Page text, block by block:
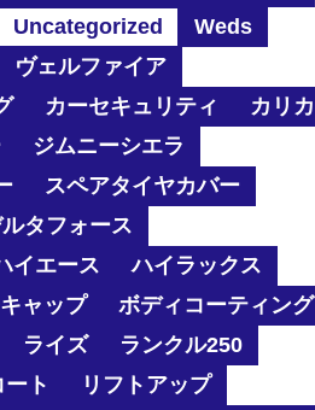
Uncategorized
Weds
ヴェルファイア
カーセキュリティ
カリカ
ジムニーシエラ
スペアタイヤカバー
タフォース
イエース
ハイラックス
ャップ
ボディコーティング
ライズ
ランクル250
ト
リフトアップ